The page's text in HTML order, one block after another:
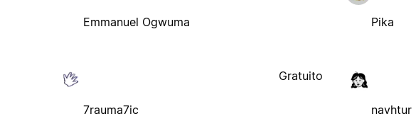
Emmanuel Ogwuma Pika
7rauma7ic
Gratuito
navhtur